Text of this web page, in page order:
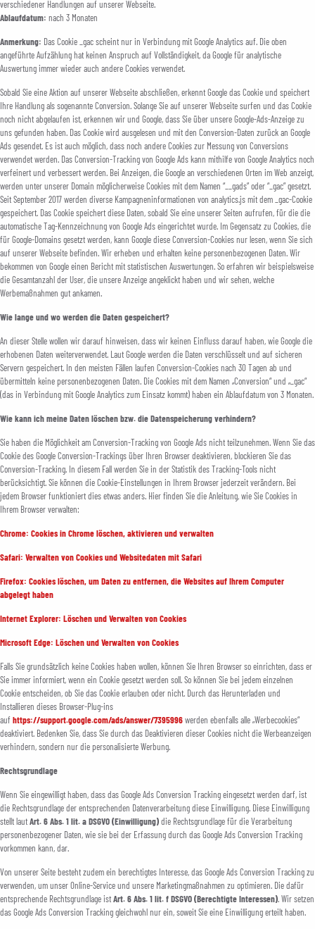
verschiedener Handlungen auf unserer Webseite.
Ablaufdatum: nach 3 Monaten
Anmerkung: Das Cookie _gac scheint nur in Verbindung mit Google Analytics auf. Die oben
angeführte Aufzählung hat keinen Anspruch auf Vollständigkeit, da Google für analytische
Auswertung immer wieder auch andere Cookies verwendet.
Sobald Sie eine Aktion auf unserer Webseite abschließen, erkennt Google das Cookie und speichert
Ihre Handlung als sogenannte Conversion. Solange Sie auf unserer Webseite surfen und das Cookie
noch nicht abgelaufen ist, erkennen wir und Google, dass Sie über unsere Google-Ads-Anzeige zu
uns gefunden haben. Das Cookie wird ausgelesen und mit den Conversion-Daten zurück an Google
Ads gesendet. Es ist auch möglich, dass noch andere Cookies zur Messung von Conversions
verwendet werden. Das Conversion-Tracking von Google Ads kann mithilfe von Google Analytics noch
verfeinert und verbessert werden. Bei Anzeigen, die Google an verschiedenen Orten im Web anzeigt,
werden unter unserer Domain möglicherweise Cookies mit dem Namen “__gads” oder “_gac” gesetzt.
Seit September 2017 werden diverse Kampagneninformationen von analytics.js mit dem _gac-Cookie
gespeichert. Das Cookie speichert diese Daten, sobald Sie eine unserer Seiten aufrufen, für die die
automatische Tag-Kennzeichnung von Google Ads eingerichtet wurde. Im Gegensatz zu Cookies, die
für Google-Domains gesetzt werden, kann Google diese Conversion-Cookies nur lesen, wenn Sie sich
auf unserer Webseite befinden. Wir erheben und erhalten keine personenbezogenen Daten. Wir
bekommen von Google einen Bericht mit statistischen Auswertungen. So erfahren wir beispielsweise
die Gesamtanzahl der User, die unsere Anzeige angeklickt haben und wir sehen, welche
Werbemaßnahmen gut ankamen.
Wie lange und wo werden die Daten gespeichert?
An dieser Stelle wollen wir darauf hinweisen, dass wir keinen Einfluss darauf haben, wie Google die
erhobenen Daten weiterverwendet. Laut Google werden die Daten verschlüsselt und auf sicheren
Servern gespeichert. In den meisten Fällen laufen Conversion-Cookies nach 30 Tagen ab und
übermitteln keine personenbezogenen Daten. Die Cookies mit dem Namen „Conversion“ und „_gac“
(das in Verbindung mit Google Analytics zum Einsatz kommt) haben ein Ablaufdatum von 3 Monaten.
Wie kann ich meine Daten löschen bzw. die Datenspeicherung verhindern?
Sie haben die Möglichkeit am Conversion-Tracking von Google Ads nicht teilzunehmen. Wenn Sie das
Cookie des Google Conversion-Trackings über Ihren Browser deaktivieren, blockieren Sie das
Conversion-Tracking. In diesem Fall werden Sie in der Statistik des Tracking-Tools nicht
berücksichtigt. Sie können die Cookie-Einstellungen in Ihrem Browser jederzeit verändern. Bei
jedem Browser funktioniert dies etwas anders. Hier finden Sie die Anleitung, wie Sie Cookies in
Ihrem Browser verwalten:
Chrome: Cookies in Chrome löschen, aktivieren und verwalten
Safari: Verwalten von Cookies und Websitedaten mit Safari
Firefox: Cookies löschen, um Daten zu entfernen, die Websites auf Ihrem Computer
abgelegt haben
Internet Explorer: Löschen und Verwalten von Cookies
Microsoft Edge: Löschen und Verwalten von Cookies
Falls Sie grundsätzlich keine Cookies haben wollen, können Sie Ihren Browser so einrichten, dass er
Sie immer informiert, wenn ein Cookie gesetzt werden soll. So können Sie bei jedem einzelnen
Cookie entscheiden, ob Sie das Cookie erlauben oder nicht. Durch das Herunterladen und
Installieren dieses Browser-Plug-ins
auf https://support.google.com/ads/answer/7395996werden ebenfalls alle „Werbecookies“
deaktiviert. Bedenken Sie, dass Sie durch das Deaktivieren dieser Cookies nicht die Werbeanzeigen
verhindern, sondern nur die personalisierte Werbung.
Rechtsgrundlage
Wenn Sie eingewilligt haben, dass das Google Ads Conversion Tracking eingesetzt werden darf, ist
die Rechtsgrundlage der entsprechenden Datenverarbeitung diese Einwilligung. Diese Einwilligung
stellt lautArt. 6 Abs. 1 lit. a DSGVO (Einwilligung)die Rechtsgrundlage für die Verarbeitung
personenbezogener Daten, wie sie bei der Erfassung durch das Google Ads Conversion Tracking
vorkommen kann, dar.
Von unserer Seite besteht zudem ein berechtigtes Interesse, das Google Ads Conversion Tracking zu
verwenden, um unser Online-Service und unsere Marketingmaßnahmen zu optimieren. Die dafür
entsprechende Rechtsgrundlage istArt. 6 Abs. 1 lit. f DSGVO (Berechtigte Interessen). Wir setzen
das Google Ads Conversion Tracking gleichwohl nur ein, soweit Sie eine Einwilligung erteilt haben.